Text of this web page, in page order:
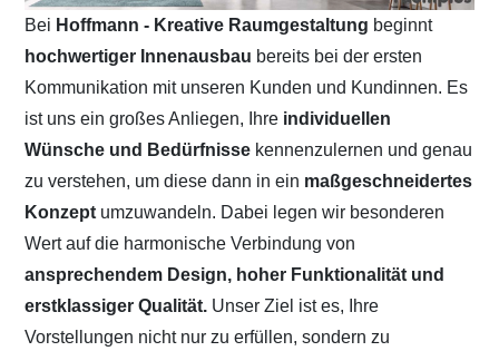
Bei Hoffmann - Kreative Raumgestaltung beginnt
hochwertiger Innenausbau bereits bei der ersten
Kommunikation mit unseren Kunden und Kundinnen. Es
ist uns ein großes Anliegen, Ihre individuellen
Wünsche und Bedürfnisse kennenzulernen und genau
zu verstehen, um diese dann in ein maßgeschneidertes
Konzept umzuwandeln. Dabei legen wir besonderen
Wert auf die harmonische Verbindung von
ansprechendem Design, hoher Funktionalität und
erstklassiger Qualität. Unser Ziel ist es, Ihre
Vorstellungen nicht nur zu erfüllen, sondern zu